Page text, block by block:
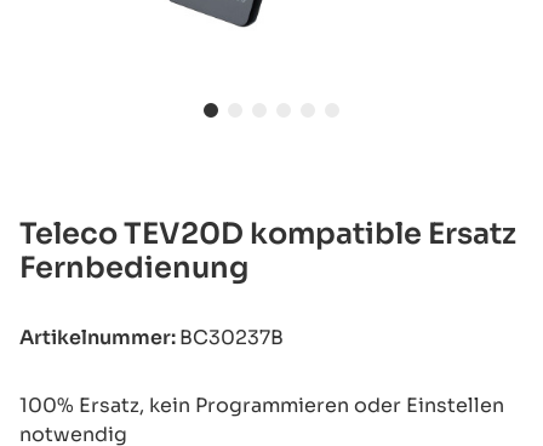
Teleco TEV20D kompatible Ersatz
Fernbedienung
Artikelnummer:BC30237B
100% Ersatz, kein Programmieren oder Einstellen
notwendig